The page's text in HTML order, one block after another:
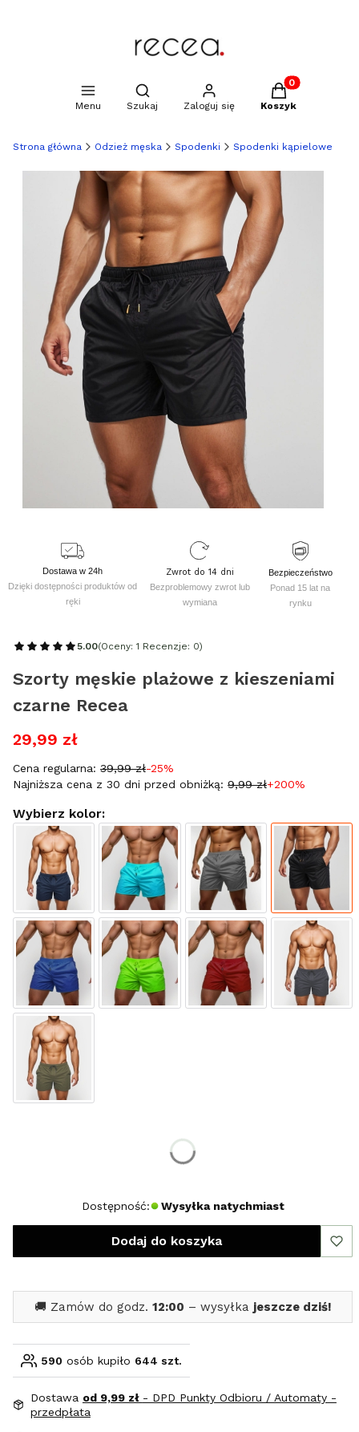
Menu
Otwórz wyszukiwarkę
Szukaj Zaloguj się
Produkty w
Koszyk
Strona główna Odzież męska Spodenki Spodenki kąpielowe
Dostawa w 24h
Dzięki dostępności produktów od
ręki
Zwrot do 14 dni
Bezproblemowy zwrot lub
wymiana
Bezpieczeństwo
Ponad 15 lat na
rynku
5.00(Oceny: 1 Recenzje: 0)
Szorty męskie plażowe z kieszeniami
czarne Recea
29,99 zł
Cena regularna: 39,99 zł-25%
Najniższa cena z 30 dni przed obniżką: 9,99 zł+200%
Wybierz kolor:
Dostępność: Wysyłka natychmiast
Dodaj do koszyka
🚚 Zamów do godz. 12:00 – wysyłka jeszcze dziś!
590 osób kupiło 644 szt.
Dostawa od 9,99 zł - DPD Punkty Odbioru / Automaty -
przedpłata